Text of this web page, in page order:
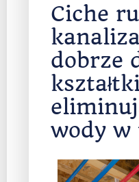
Ciche
dobrze
wody w